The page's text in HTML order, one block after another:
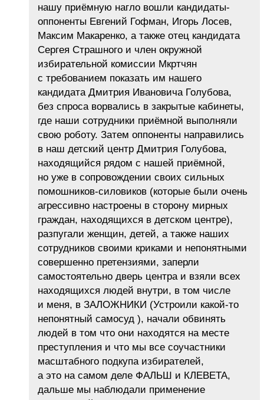
нашу приёмную нагло вошли кандидаты-
оппоненты Евгений Гофман, Игорь Лосев,
Максим Макаренко, а также отец кандидата
Сергея Страшного и член окружной
избирательной комиссии Мкртчян
с требованием показать им нашего
кандидата Дмитрия Ивановича Голубова,
без спроса ворвались в закрытые кабинеты,
где наши сотрудники приёмной выполняли
свою роботу. Затем оппоненты направились
в наш детский центр Дмитрия Голубова,
находящийся рядом с нашей приёмной,
но уже в сопровождении своих сильных
помошников-силовиков (которые были очень
агрессивно настроены в сторону мирных
граждан, находящихся в детском центре),
разпугали женщин, детей, а также наших
сотрудников своими криками и непонятными
совершенно претензиями, заперли
самостоятельно дверь центра и взяли всех
находящихся людей внутри, в том числе
и меня, в ЗАЛОЖНИКИ (Устроили какой-то
непонятный самосуд ), начали обвинять
людей в том что они находятся на месте
преступления и что мы все соучастники
масштабного подкупа избирателей,
а это на самом деле ФАЛЬШ и КЛЕВЕТА,
дальше мы наблюдали применение